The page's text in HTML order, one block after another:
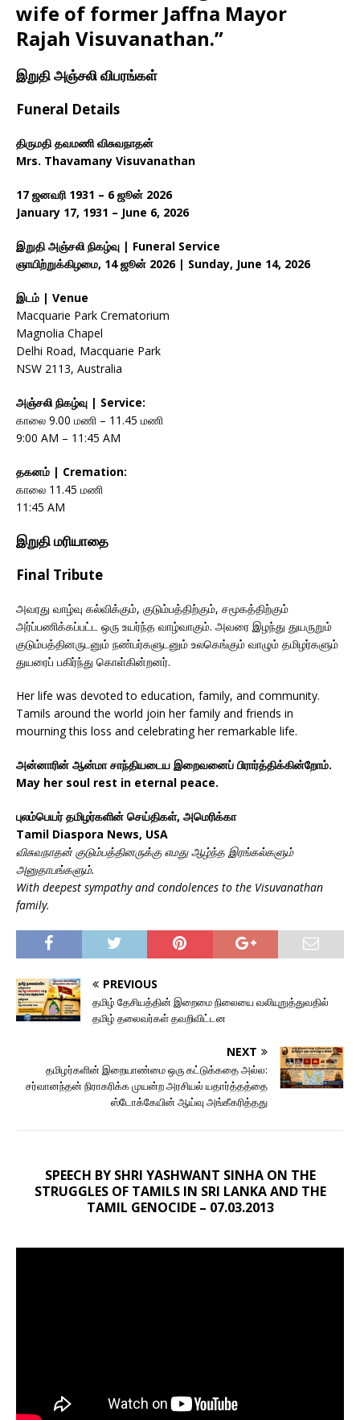
wife of former Jaffna Mayor
Rajah Visuvanathan.”
இறுதி அஞ்சலி விபரங்கள்
Funeral Details
திருமதி தவமணி விசுவநாதன்
Mrs. Thavamany Visuvanathan
17 ஜனவரி 1931 – 6 ஜூன் 2026
January 17, 1931 – June 6, 2026
இறுதி அஞ்சலி நிகழ்வு | Funeral Service
ஞாயிற்றுக்கிழமை, 14 ஜூன் 2026 | Sunday, June 14, 2026
இடம் | Venue
Macquarie Park Crematorium
Magnolia Chapel
Delhi Road, Macquarie Park
NSW 2113, Australia
அஞ்சலி நிகழ்வு | Service:
காலை 9.00 மணி – 11.45 மணி
9:00 AM – 11:45 AM
தகனம் | Cremation:
காலை 11.45 மணி
11:45 AM
இறுதி மரியாதை
Final Tribute
அவரது வாழ்வு கல்விக்கும், குடும்பத்திற்கும், சமூகத்திற்கும்
அர்ப்பணிக்கப்பட்ட ஒரு உயர்ந்த வாழ்வாகும். அவரை இழந்து துயருறும்
குடும்பத்தினருடனும் நண்பர்களுடனும் உலகெங்கும் வாழும் தமிழர்களும்
துயரைப் பகிர்ந்து கொள்கின்றனர்.
Her life was devoted to education, family, and community.
Tamils around the world join her family and friends in
mourning this loss and celebrating her remarkable life.
அன்னாரின் ஆன்மா சாந்தியடைய இறைவனைப் பிரார்த்திக்கின்றோம்.
May her soul rest in eternal peace.
புலம்பெயர் தமிழர்களின் செய்திகள், அமெரிக்கா
Tamil Diaspora News, USA
விசுவநாதன் குடும்பத்தினருக்கு எமது ஆழ்ந்த இரங்கல்களும்
அனுதாபங்களும்.
With deepest sympathy and condolences to the Visuvanathan
family.
PREVIOUS
தமிழ் தேசியத்தின் இறைமை நிலையை வலியுறுத்துவதில்
தமிழ் தலைவர்கள் தவறிவிட்டன
NEXT
தமிழர்களின் இறையாண்மை ஒரு கட்டுக்கதை அல்ல:
சர்வானந்தன் நிராகரிக்க முயன்ற அரசியல் யதார்த்தத்தை
ஸ்டோக்கேயின் ஆய்வு அங்கீகரித்தது
SPEECH BY SHRI YASHWANT SINHA ON THE
STRUGGLES OF TAMILS IN SRI LANKA AND THE
TAMIL GENOCIDE – 07.03.2013